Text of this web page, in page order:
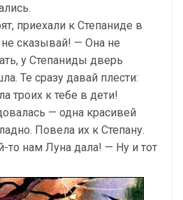
приехали к Степаниде в
сказывай! — Она не
у Степаниды дверь
Те сразу давай плести:
троих к тебе в дети!
— одна красивей
Повела их к Степану.
то нам Луна дала! — Ну и тот